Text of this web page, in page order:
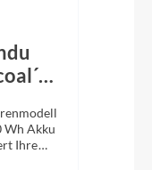
Wh Akku
Ihre